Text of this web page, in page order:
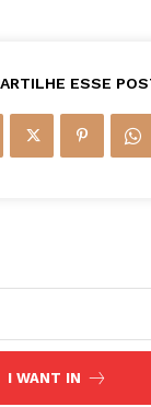
ESSE
I WANT IN